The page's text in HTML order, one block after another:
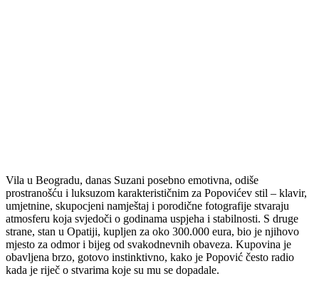
Vila u Beogradu, danas Suzani posebno emotivna, odiše
prostranošću i luksuzom karakterističnim za Popovićev stil – klavir,
umjetnine, skupocjeni namještaj i porodične fotografije stvaraju
atmosferu koja svjedoči o godinama uspjeha i stabilnosti. S druge
strane, stan u Opatiji, kupljen za oko 300.000 eura, bio je njihovo
mjesto za odmor i bijeg od svakodnevnih obaveza. Kupovina je
obavljena brzo, gotovo instinktivno, kako je Popović često radio
kada je riječ o stvarima koje su mu se dopadale.